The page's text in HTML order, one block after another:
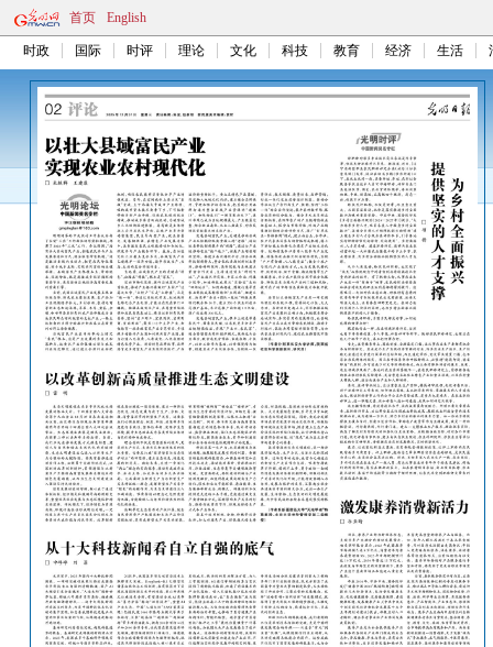
首页 English
时政 国际 时评 理论 文化 科技 教育 经济 生活